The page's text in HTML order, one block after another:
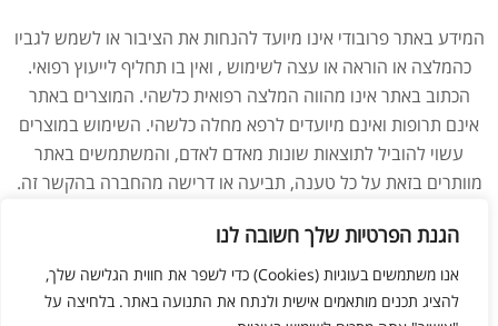
הגנת הפרטיות שלך חשובה לנו
אנו משתמשים בעוגיות (Cookies) כדי לשפר את חווית הגלישה שלך,
להציג תכנים מותאמים אישית ולנתח את התנועה באתר. בלחיצה על
המידע באתר פרובודי אינו מיועד להנחות את הציבור או לשמש לגביו
כהמלצה או הוראה או עצה לשימוש , ואין בו תחליף לייעוץ רפואי.
הכתוב באתר אינו מהווה המלצה רפואית כלשהי. המוצרים באתר
אינם תרופות ואינם מיועדים לרפא מחלה כלשהי. השימוש במוצרים
עשוי להוביל לתוצאות שונות מאדם לאדם, והמשתמשים באתר
מוותרים בזאת על כל טענה, תביעה או דרישה מהחברה בהקשר זה.
ברופא לפני השימוש במוצרים. התמונות באתר הן להמחשה בלבד.